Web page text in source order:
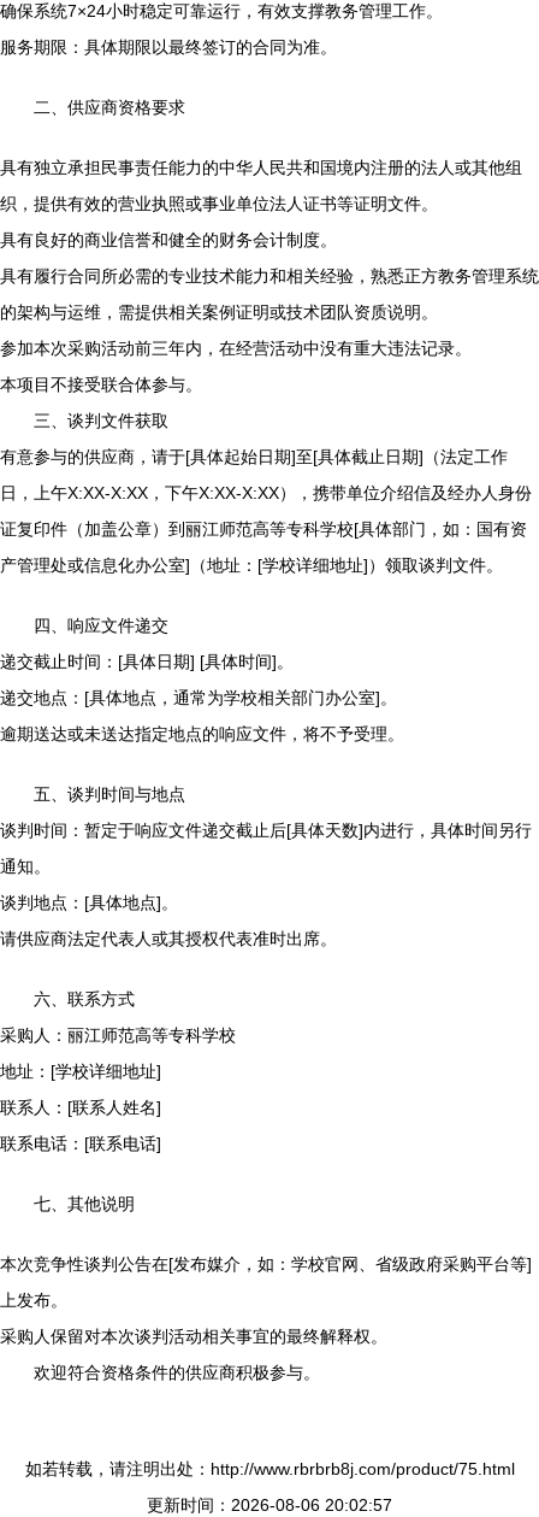
确保系统7×24小时稳定可靠运行，有效支撑教务管理工作。
服务期限：具体期限以最终签订的合同为准。
二、供应商资格要求
具有独立承担民事责任能力的中华人民共和国境内注册的法人或其他组
织，提供有效的营业执照或事业单位法人证书等证明文件。
具有良好的商业信誉和健全的财务会计制度。
具有履行合同所必需的专业技术能力和相关经验，熟悉正方教务管理系统
的架构与运维，需提供相关案例证明或技术团队资质说明。
参加本次采购活动前三年内，在经营活动中没有重大违法记录。
本项目不接受联合体参与。
三、谈判文件获取
有意参与的供应商，请于[具体起始日期]至[具体截止日期]（法定工作
日，上午X:XX-X:XX，下午X:XX-X:XX），携带单位介绍信及经办人身份
证复印件（加盖公章）到丽江师范高等专科学校[具体部门，如：国有资
产管理处或信息化办公室]（地址：[学校详细地址]）领取谈判文件。
四、响应文件递交
递交截止时间：[具体日期] [具体时间]。
递交地点：[具体地点，通常为学校相关部门办公室]。
逾期送达或未送达指定地点的响应文件，将不予受理。
五、谈判时间与地点
谈判时间：暂定于响应文件递交截止后[具体天数]内进行，具体时间另行
通知。
谈判地点：[具体地点]。
请供应商法定代表人或其授权代表准时出席。
六、联系方式
采购人：丽江师范高等专科学校
地址：[学校详细地址]
联系人：[联系人姓名]
联系电话：[联系电话]
七、其他说明
本次竞争性谈判公告在[发布媒介，如：学校官网、省级政府采购平台等]
上发布。
采购人保留对本次谈判活动相关事宜的最终解释权。
欢迎符合资格条件的供应商积极参与。
如若转载，请注明出处：http://www.rbrbrb8j.com/product/75.html
更新时间：2026-08-06 20:02:57